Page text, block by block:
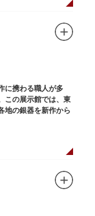
なでおかめ」も人
とも言われ、福が多
起物です。
本武尊（やまとたけ
られ、寿老人が祀ら
に携わる職人が多
この展示館では、東
地の銀器を新作から